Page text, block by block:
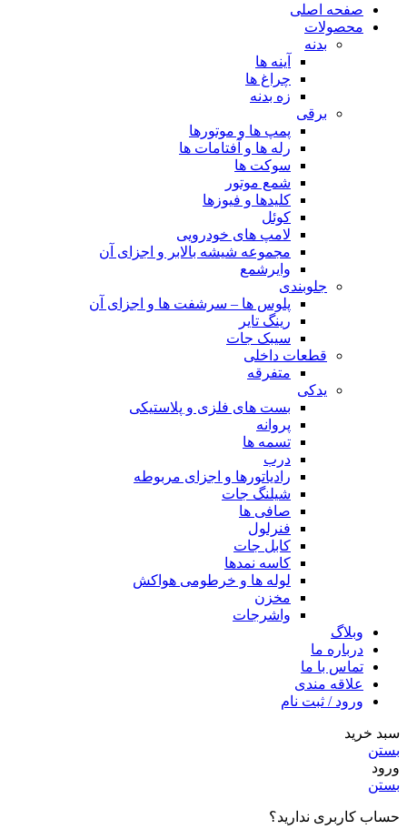
صفحه اصلی
محصولات
بدنه
آینه ها
چراغ ها
زه بدنه
برقی
پمپ ها و موتورها
رله ها و آفتامات ها
سوکت ها
شمع موتور
کلیدها و فیوزها
کوئل
لامپ های خودرویی
مجموعه شیشه بالابر و اجزای آن
وایرشمع
جلوبندی
پلوس ها – سرشفت ها و اجزای آن
رینگ تایر
سیبک جات
قطعات داخلی
متفرقه
یدکی
بست های فلزی و پلاستیکی
پروانه
تسمه ها
درب
رادیاتورها و اجزای مربوطه
شیلنگ جات
صافی ها
فنرلول
کابل جات
کاسه نمدها
لوله ها و خرطومی هواکش
مخزن
واشرجات
وبلاگ
درباره ما
تماس با ما
علاقه مندی
ورود / ثبت نام
سبد خرید
بستن
ورود
بستن
حساب کاربری ندارید؟